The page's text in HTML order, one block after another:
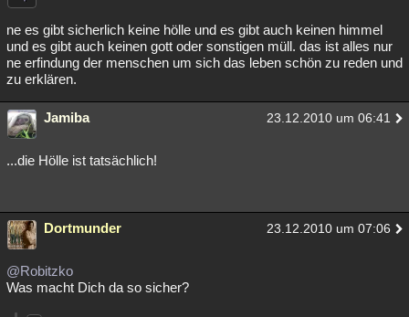
ne es gibt sicherlich keine hölle und es gibt auch keinen himmel
und es gibt auch keinen gott oder sonstigen müll. das ist alles nur
ne erfindung der menschen um sich das leben schön zu reden und
zu erklären.
Jamiba 23.12.2010 um 06:41
...die Hölle ist tatsächlich!
Dortmunder 23.12.2010 um 07:06
@Robitzko
Was macht Dich da so sicher?